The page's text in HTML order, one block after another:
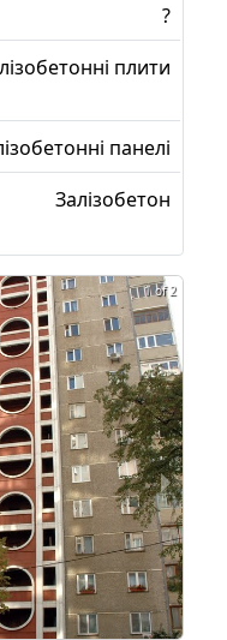
?
плити
панелі
Залізобетон
1 of 2